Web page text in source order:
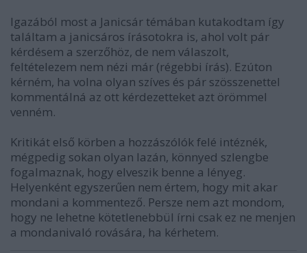
Igazából most a Janicsár témában kutakodtam így
találtam a janicsáros írásotokra is, ahol volt pár
kérdésem a szerzőhöz, de nem válaszolt,
feltételezem nem nézi már (régebbi írás). Ezúton
kérném, ha volna olyan szíves és pár szösszenettel
kommentálná az ott kérdezetteket azt örömmel
venném.
Kritikát első körben a hozzászólók felé intéznék,
mégpedig sokan olyan lazán, könnyed szlengbe
fogalmaznak, hogy elveszik benne a lényeg.
Helyenként egyszerűen nem értem, hogy mit akar
mondani a kommentező. Persze nem azt mondom,
hogy ne lehetne kötetlenebbül írni csak ez ne menjen
a mondanivaló rovására, ha kérhetem.